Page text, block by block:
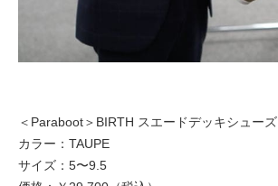
＜Paraboot＞BIRTH スエードデッキシューズ
カラー：TAUPE
サイズ：5〜9.5